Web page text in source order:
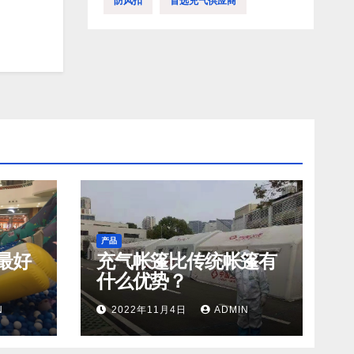
好
产品
充气帐篷比传统帐篷有
什么优势？
2022年11月4日 ADMIN